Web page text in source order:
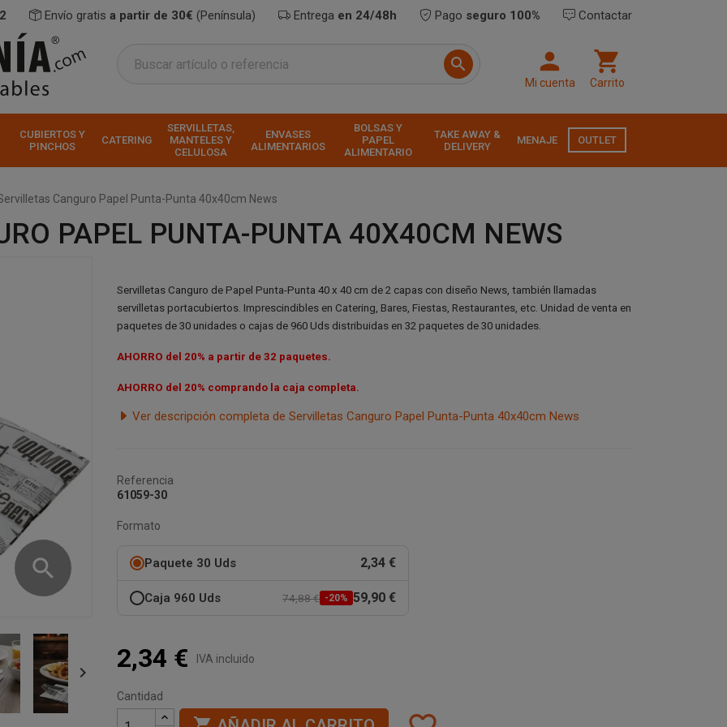
Envío gratis a partir de 30€ (Península) Entrega en 24/48h Pago seguro 100% Contactar
 
Mi cuenta

Carrito
CUBIERTOS Y
PINCHOS
CATERING
SERVILLETAS,
MANTELES Y
CELULOSA
ENVASES
ALIMENTARIOS
BOLSAS Y
PAPEL
ALIMENTARIO
TAKE AWAY &
DELIVERY
MENAJE OUTLET
Canguro Papel Punta-Punta 40x40cm News
PAPEL PUNTA-PUNTA 40X40CM NEWS
search

Servilletas Canguro de Papel Punta-Punta 40 x 40 cm de 2 capas con diseño News, también llamadas
servilletas portacubiertos. Imprescindibles en Catering, Bares, Fiestas, Restaurantes, etc. Unidad de venta en
paquetes de 30 unidades o cajas de 960 Uds distribuidas en 32 paquetes de 30 unidades.
AHORRO del 20% a partir de 32 paquetes.
AHORRO del 20% comprando la caja completa.
Ver descripción completa de Servilletas Canguro Papel Punta-Punta 40x40cm News
Referencia
61059-30
Formato
Paquete 30 Uds 2,34 €
Caja 960 Uds 74,88 € -20% 59,90 €
2,34 € IVA incluido
Cantidad